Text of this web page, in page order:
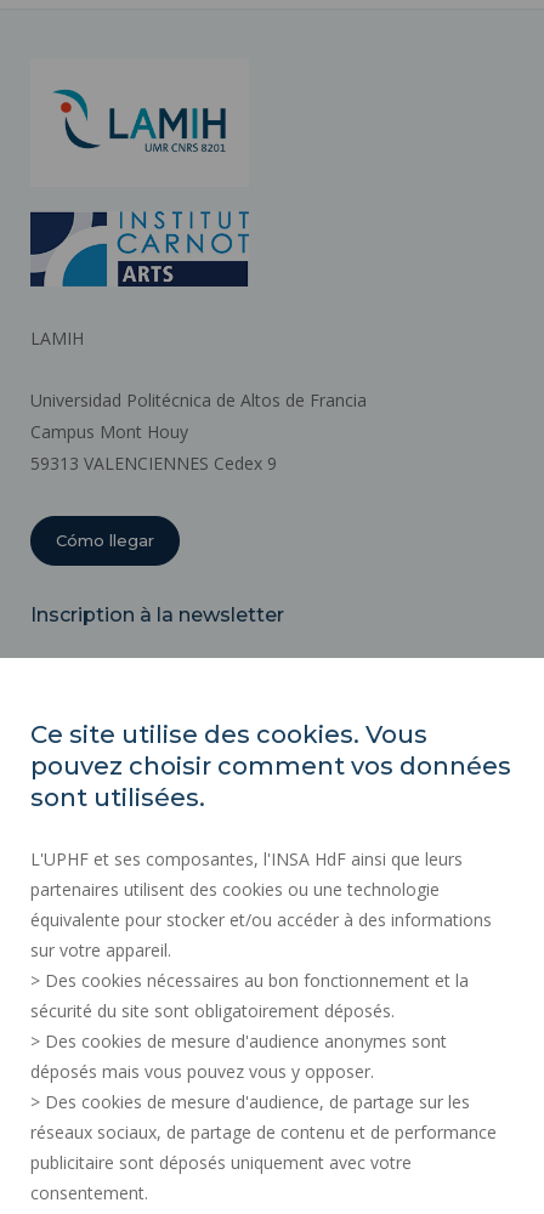
LAMIH
Universidad Politécnica de Altos de Francia
Campus Mont Houy
59313 VALENCIENNES Cedex 9
Cómo llegar
Inscription à la newsletter
ACTOS REGLAMENTARIOS
CONTRATACIÓN PÚBLICA
INFORMACIÓN LEGAL
SALA DE PRENSA
CONTRATACIÓN
MAPA DEL SITIO
DATOS PERSONALES
ACCESIBILIDAD
GESTIÓN DE COOKIES
Ce site utilise des cookies. Vous
pouvez choisir comment vos données
sont utilisées.
L'UPHF et ses composantes, l'INSA HdF ainsi que leurs
partenaires utilisent des cookies ou une technologie
équivalente pour stocker et/ou accéder à des informations
sur votre appareil.
> Des cookies nécessaires au bon fonctionnement et la
sécurité du site sont obligatoirement déposés.
> Des cookies de mesure d'audience anonymes sont
déposés mais vous pouvez vous y opposer.
> Des cookies de mesure d'audience, de partage sur les
réseaux sociaux, de partage de contenu et de performance
publicitaire sont déposés uniquement avec votre
consentement.